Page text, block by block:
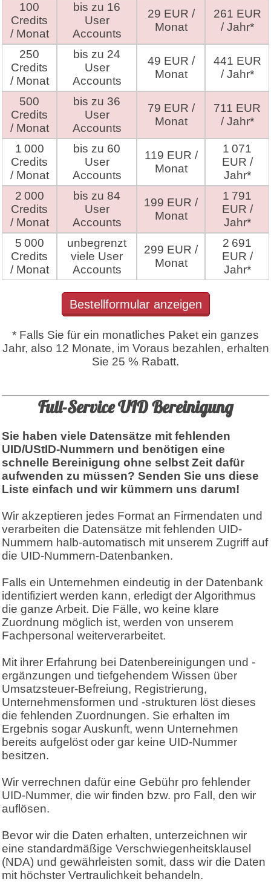
100
Credits
/ Monat
bis zu 16
User
Accounts
29 EUR /
Monat
261 EUR
/ Jahr*
250
Credits
/ Monat
bis zu 24
User
Accounts
49 EUR /
Monat
441 EUR
/ Jahr*
500
Credits
/ Monat
bis zu 36
User
Accounts
79 EUR /
Monat
711 EUR
/ Jahr*
1 000
Credits
/ Monat
bis zu 60
User
Accounts
119 EUR /
Monat
1 071
EUR /
Jahr*
2 000
Credits
/ Monat
bis zu 84
User
Accounts
199 EUR /
Monat
1 791
EUR /
Jahr*
5 000
Credits
/ Monat
unbegrenzt
viele User
Accounts
299 EUR /
Monat
2 691
EUR /
Jahr*
Bestellformular anzeigen
* Falls Sie für ein monatliches Paket ein ganzes
Jahr, also 12 Monate, im Voraus bezahlen, erhalten
Sie 25 % Rabatt.
Full-Service UID Bereinigung
Sie haben viele Datensätze mit fehlenden
UID/UStID-Nummern und benötigen eine
schnelle Bereinigung ohne selbst Zeit dafür
aufwenden zu müssen? Senden Sie uns diese
Liste einfach und wir kümmern uns darum!
Wir akzeptieren jedes Format an Firmendaten und
verarbeiten die Datensätze mit fehlenden UID-
Nummern halb-automatisch mit unserem Zugriff auf
die UID-Nummern-Datenbanken.
Falls ein Unternehmen eindeutig in der Datenbank
identifiziert werden kann, erledigt der Algorithmus
die ganze Arbeit. Die Fälle, wo keine klare
Zuordnung möglich ist, werden von unserem
Fachpersonal weiterverarbeitet.
Mit ihrer Erfahrung bei Datenbereinigungen und -
ergänzungen und tiefgehendem Wissen über
Umsatzsteuer-Befreiung, Registrierung,
Unternehmensformen und -strukturen löst dieses
die fehlenden Zuordnungen. Sie erhalten im
Ergebnis sogar Auskunft, wenn Unternehmen
bereits aufgelöst oder gar keine UID-Nummer
besitzen.
Wir verrechnen dafür eine Gebühr pro fehlender
UID-Nummer, die wir finden bzw. pro Fall, den wir
auflösen.
Bevor wir die Daten erhalten, unterzeichnen wir
eine standardmäßige Verschwiegenheitsklausel
(NDA) und gewährleisten somit, dass wir die Daten
mit höchster Vertraulichkeit behandeln.